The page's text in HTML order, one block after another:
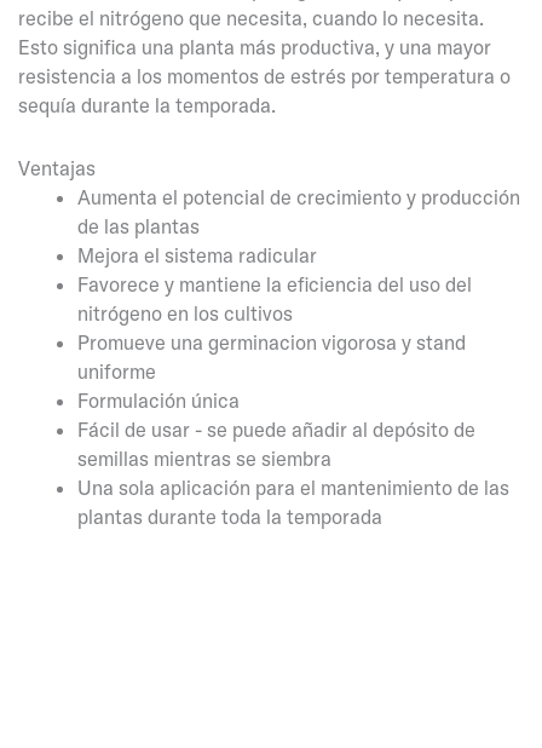
recibe el nitrógeno que necesita, cuando lo necesita.
Esto significa una planta más productiva, y una mayor
resistencia a los momentos de estrés por temperatura o
sequía durante la temporada.
Ventajas
Aumenta el potencial de crecimiento y producción
de las plantas
Mejora el sistema radicular
Favorece y mantiene la eficiencia del uso del
nitrógeno en los cultivos
Promueve una germinacion vigorosa y stand
uniforme
Formulación única
Fácil de usar - se puede añadir al depósito de
semillas mientras se siembra
Una sola aplicación para el mantenimiento de las
plantas durante toda la temporada